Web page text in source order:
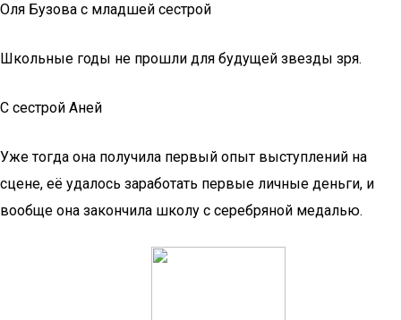
Оля Бузова с младшей сестрой
Школьные годы не прошли для будущей звезды зря.
С сестрой Аней
Уже тогда она получила первый опыт выступлений на
сцене, её удалось заработать первые личные деньги, и
вообще она закончила школу с серебряной медалью.